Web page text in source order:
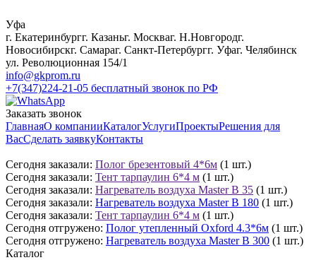
Уфа
г. Екатеринбургг. Казаньг. Москваг. Н.Новгородг.
Новосибирскг. Самараг. Санкт-Петербургг. Уфаг. Челябинск
ул. Революционная 154/1
info@gkprom.ru
+7(347)224-21-05 бесплатный звонок по РФ
Заказать звонок
ГлавнаяО компанииКаталогУслугиПроектыРешения для
ВасСделать заявкуКонтакты
Сегодня заказали: Полог брезентовый 4*6м (1 шт.)
Сегодня заказали: Тент тарпаулин 6*4 м (1 шт.)
Сегодня заказали: Нагреватель воздуха Master B 35 (1 шт.)
Сегодня заказали: Нагреватель воздуха Master B 180 (1 шт.)
Сегодня заказали: Тент тарпаулин 6*4 м (1 шт.)
Сегодня отгружено: Полог утепленный Oxford 4.3*6м (1 шт.)
Сегодня отгружено: Нагреватель воздуха Master B 300 (1 шт.)
Каталог